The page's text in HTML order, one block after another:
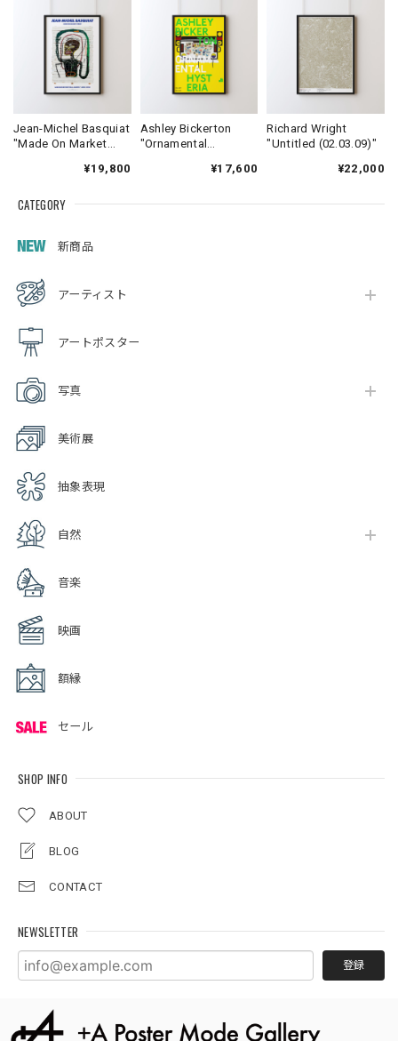
CATEGORY
新商品
アーティスト
アートポスター
写真
美術展
抽象表現
自然
音楽
映画
額縁
セール
SHOP INFO
ABOUT
BLOG
CONTACT
NEWSLETTER
登録
Jean-Michel Basquiat
"Made On Market
¥19,800
Ashley Bickerton
"Ornamental
¥17,600
Richard Wright
"Untitled (02.03.09)"
¥22,000